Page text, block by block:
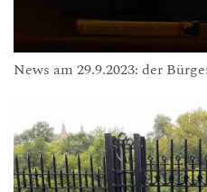
News am 29.9.2023: der